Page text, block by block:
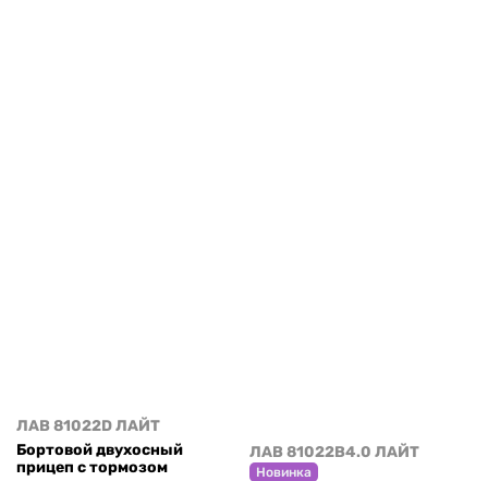
ЛАВ 81022D ЛАЙТ
Бортовой двухосный
прицеп с тормозом
ЛАВ 81022B4.0 ЛАЙТ
Новинка